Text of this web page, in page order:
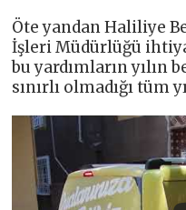
Öte yandan Haliliye
İşleri Müdürlüğü
bu yardımların yılın
sınırlı olmadığı tüm